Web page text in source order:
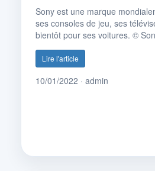
Sony est une marque
ses consoles de jeu, ses
bientôt pour ses voitures. ©
Lire l'article
10/01/2022 · admin